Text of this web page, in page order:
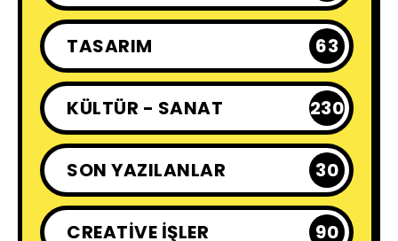
TASARIM 63
KÜLTÜR - SANAT 230
SON YAZILANLAR 30
CREATIVE İŞLER 90